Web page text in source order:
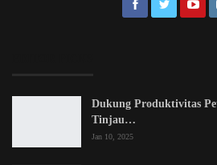
Dukung Produktivitas
Tinjau…
Jan 10, 2025